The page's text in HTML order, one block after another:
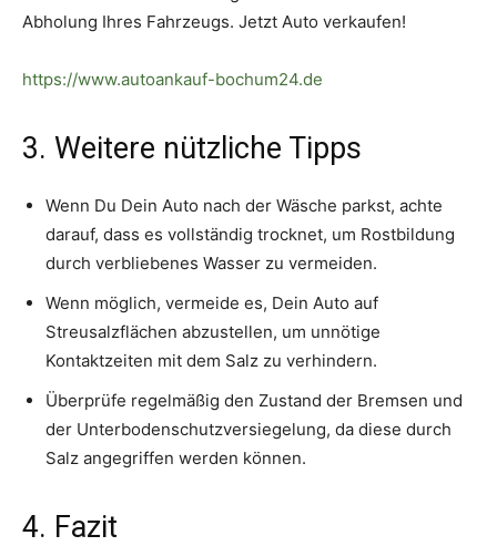
Abholung Ihres Fahrzeugs. Jetzt Auto verkaufen!
https://www.autoankauf-bochum24.de
3. Weitere nützliche Tipps
Wenn Du Dein Auto nach der Wäsche parkst, achte
darauf, dass es vollständig trocknet, um Rostbildung
durch verbliebenes Wasser zu vermeiden.
Wenn möglich, vermeide es, Dein Auto auf
Streusalzflächen abzustellen, um unnötige
Kontaktzeiten mit dem Salz zu verhindern.
Überprüfe regelmäßig den Zustand der Bremsen und
der Unterbodenschutzversiegelung, da diese durch
Salz angegriffen werden können.
4. Fazit